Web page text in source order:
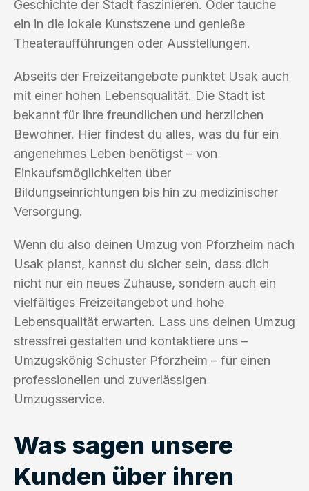
Geschichte der Stadt faszinieren. Oder tauche
ein in die lokale Kunstszene und genieße
Theateraufführungen oder Ausstellungen.
Abseits der Freizeitangebote punktet Usak auch
mit einer hohen Lebensqualität. Die Stadt ist
bekannt für ihre freundlichen und herzlichen
Bewohner. Hier findest du alles, was du für ein
angenehmes Leben benötigst – von
Einkaufsmöglichkeiten über
Bildungseinrichtungen bis hin zu medizinischer
Versorgung.
Wenn du also deinen Umzug von Pforzheim nach
Usak planst, kannst du sicher sein, dass dich
nicht nur ein neues Zuhause, sondern auch ein
vielfältiges Freizeitangebot und hohe
Lebensqualität erwarten. Lass uns deinen Umzug
stressfrei gestalten und kontaktiere uns –
Umzugskönig Schuster Pforzheim – für einen
professionellen und zuverlässigen
Umzugsservice.
Was sagen unsere
Kunden über ihren